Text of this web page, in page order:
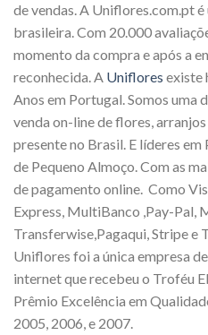
de vendas. A Uniflores.com.pt
brasileira. Com 20.000
momento da compra e após a
reconhecida. A Uniflores existe
Anos em Portugal. Somos uma
venda on-line de flores,
presente no Brasil. E líderes
de Pequeno Almoço. Com as
de pagamento online. Como
Express, MultiBanco ,Pay-Pal,
Transferwise,Pagaqui, Stripe e
Uniflores foi a única empresa
internet que recebeu o Troféu
Prêmio Excelência em
2005, 2006, e 2007.